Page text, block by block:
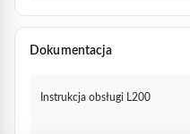
Dokumentacja
Instrukcja obsługi L200